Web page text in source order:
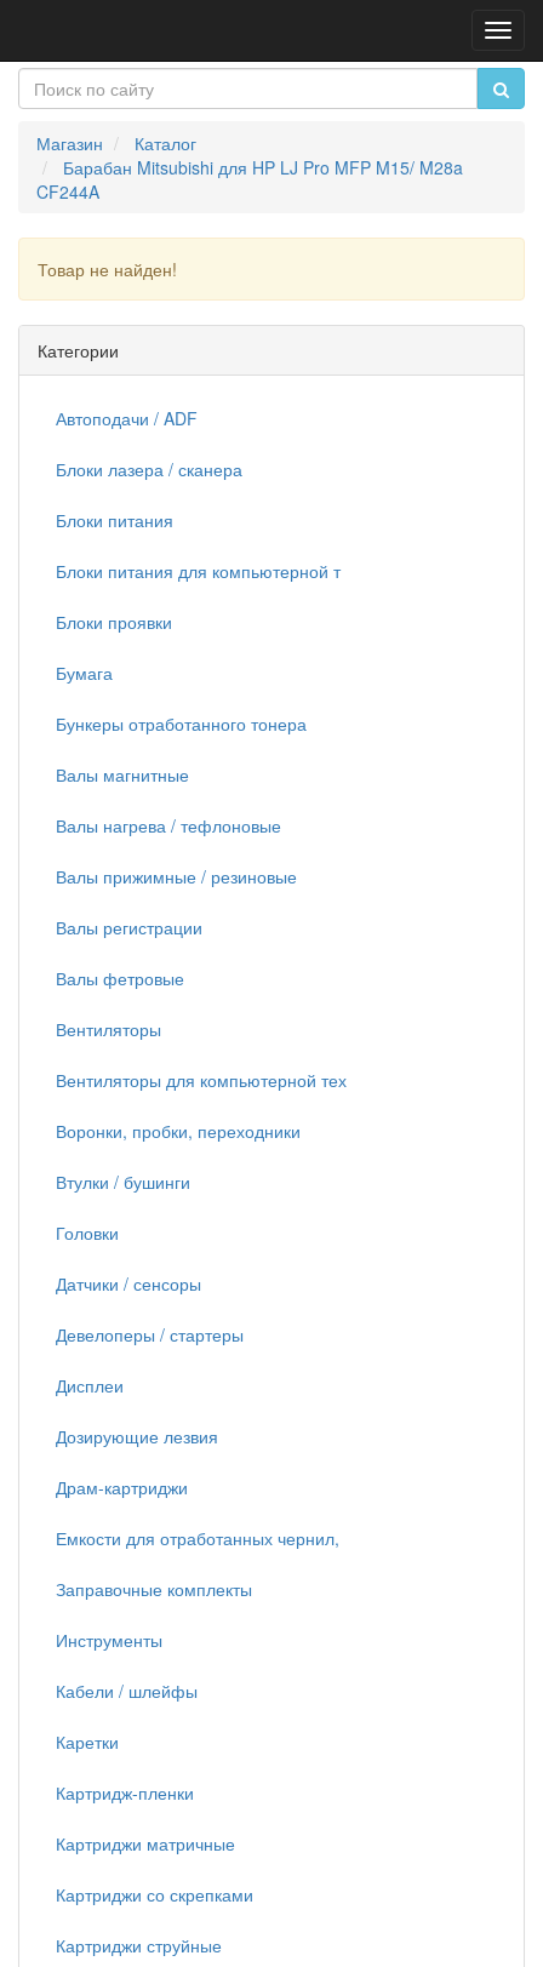
Магазин
Каталог
Барабан Mitsubishi для HP LJ Pro MFP M15/ M28a
CF244A
Товар не найден!
Категории
Автоподачи / ADF
Блоки лазера / сканера
Блоки питания
Блоки питания для компьютерной т
Блоки проявки
Бумага
Бункеры отработанного тонера
Валы магнитные
Валы нагрева / тефлоновые
Валы прижимные / резиновые
Валы регистрации
Валы фетровые
Вентиляторы
Вентиляторы для компьютерной тех
Воронки, пробки, переходники
Втулки / бушинги
Головки
Датчики / сенсоры
Девелоперы / стартеры
Дисплеи
Дозирующие лезвия
Драм-картриджи
Емкости для отработанных чернил,
Заправочные комплекты
Инструменты
Кабели / шлейфы
Каретки
Картридж-пленки
Картриджи матричные
Картриджи со скрепками
Картриджи струйные